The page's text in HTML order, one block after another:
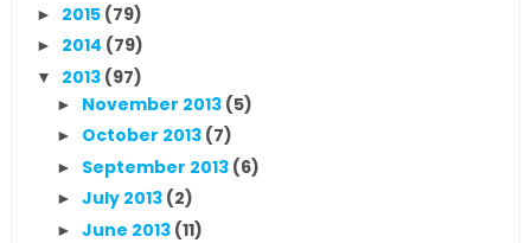
► 2015 (79)
► 2014 (79)
▼ 2013 (97)
► November 2013 (5)
► October 2013 (7)
► September 2013 (6)
► July 2013 (2)
► June 2013 (11)